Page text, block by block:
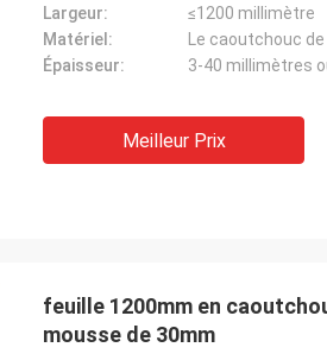
Largeur:
≤1200 millimètre
Matériel:
Le caoutchouc
Épaisseur:
3-40 millimètres
Meilleur Prix
feuille 1200mm en
mousse de 30mm